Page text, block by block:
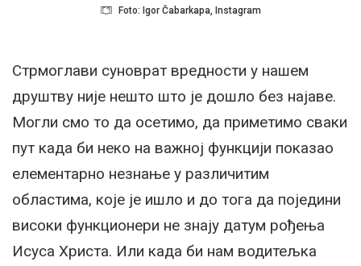
Foto: Igor Čabarkapa, Instagram
Стрмоглави суноврат вредности у нашем
друштву није нешто што је дошло без најаве.
Могли смо то да осетимо, да приметимо сваки
пут када би неко на важној функцији показао
елементарно незнање у различитим
областима, које је ишло и до тога да поједини
високи функционери не знају датум рођења
Исуса Христа. Или када би нам водитељка